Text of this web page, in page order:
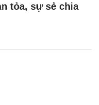
tỏa, sự sẻ chia